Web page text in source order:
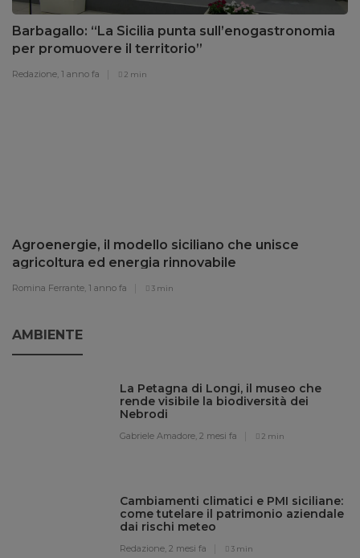
Barbagallo: “La Sicilia punta sull’enogastronomia
per promuovere il territorio”
Redazione, 1 anno fa 2 min
Agroenergie, il modello siciliano che unisce
agricoltura ed energia rinnovabile
Romina Ferrante, 1 anno fa 3 min
AMBIENTE
La Petagna di Longi, il museo che
rende visibile la biodiversità dei
Nebrodi
Gabriele Amadore,2 mesi fa 2 min
Cambiamenti climatici e PMI siciliane:
come tutelare il patrimonio aziendale
dai rischi meteo
Redazione,2 mesi fa 3 min